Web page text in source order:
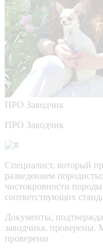
ПРО Заводчик
ПРО Заводчик
Специалист, который
разведением
чистокровности
соответствующих
Документы,
заводчика, проверены.
проверены